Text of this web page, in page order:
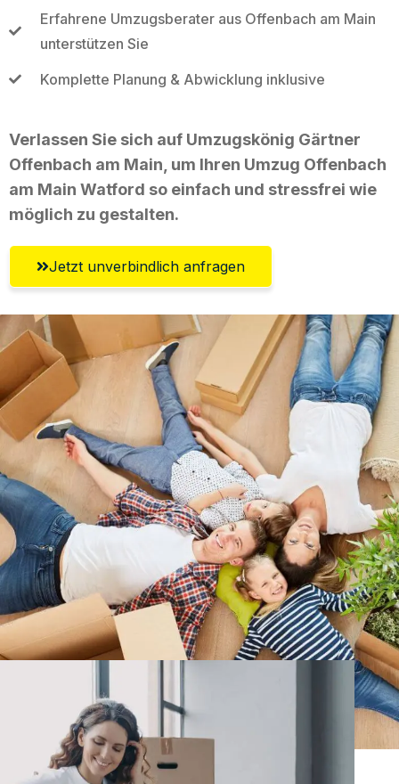
Erfahrene Umzugsberater aus Offenbach am Main
unterstützen Sie
Komplette Planung & Abwicklung inklusive
Verlassen Sie sich auf Umzugskönig Gärtner
Offenbach am Main, um Ihren Umzug Offenbach
am Main Watford so einfach und stressfrei wie
möglich zu gestalten.
Jetzt unverbindlich anfragen